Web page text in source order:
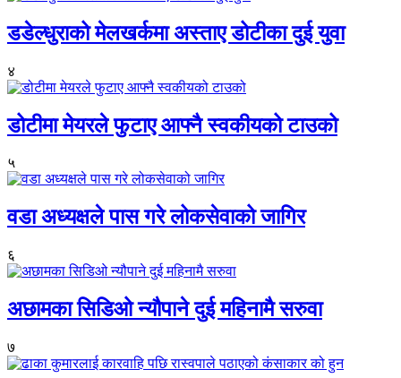
डडेल्धुराको मेलखर्कमा अस्ताए डोटीका दुई युवा
४
डोटीमा मेयरले फुटाए आफ्नै स्वकीयको टाउको
५
वडा अध्यक्षले पास गरे लोकसेवाको जागिर
६
अछामका सिडिओ न्यौपाने दुई महिनामै सरुवा
७